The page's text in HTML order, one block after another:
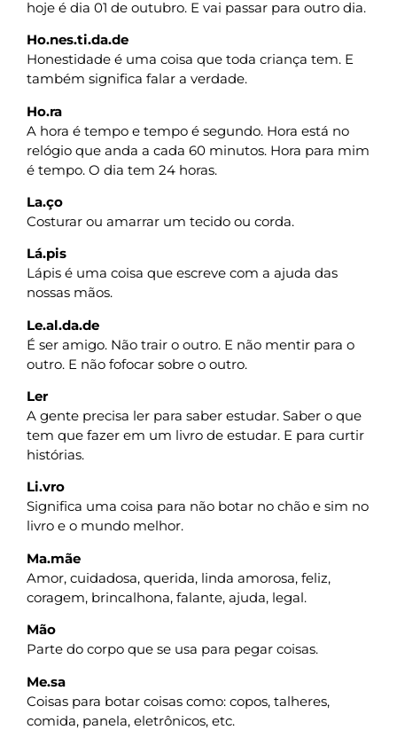
hoje é dia 01 de outubro. E vai passar para outro dia.
Ho.nes.ti.da.de
Honestidade é uma coisa que toda criança tem. E
também significa falar a verdade.
Ho.ra
A hora é tempo e tempo é segundo. Hora está no
relógio que anda a cada 60 minutos. Hora para mim
é tempo. O dia tem 24 horas.
La.ço
Costurar ou amarrar um tecido ou corda.
Lá.pis
Lápis é uma coisa que escreve com a ajuda das
nossas mãos.
Le.al.da.de
É ser amigo. Não trair o outro. E não mentir para o
outro. E não fofocar sobre o outro.
Ler
A gente precisa ler para saber estudar. Saber o que
tem que fazer em um livro de estudar. E para curtir
histórias.
Li.vro
Significa uma coisa para não botar no chão e sim no
livro e o mundo melhor.
Ma.mãe
Amor, cuidadosa, querida, linda amorosa, feliz,
coragem, brincalhona, falante, ajuda, legal.
Mão
Parte do corpo que se usa para pegar coisas.
Me.sa
Coisas para botar coisas como: copos, talheres,
comida, panela, eletrônicos, etc.